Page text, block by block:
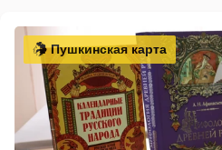
Пушкинская карта